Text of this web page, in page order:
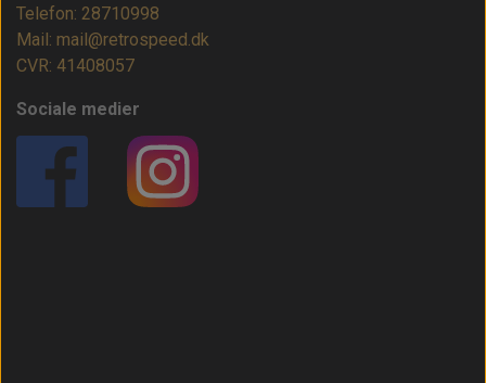
Telefon: 28710998
Mail: mail@retrospeed.dk
CVR: 41408057
Sociale medier